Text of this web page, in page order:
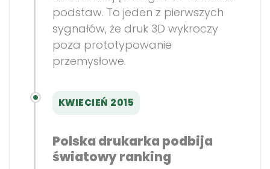
podstaw. To jeden z pierwszych
sygnałów, że druk 3D wykroczy
poza prototypowanie
przemysłowe.
KWIECIEŃ 2015
Polska drukarka podbija
światowy ranking